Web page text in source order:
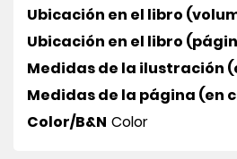
Ubicación en el libro
Ubicación en el libro
Medidas de la ilustración
Medidas de la página (en
Color/B&N Color